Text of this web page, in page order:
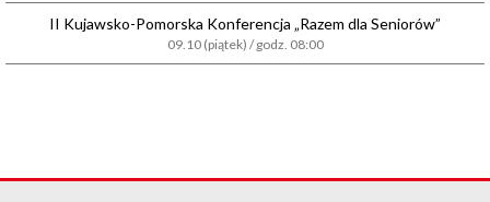
II Kujawsko-Pomorska Konferencja „Razem dla Seniorów”
09.10 (piątek) / godz. 08:00